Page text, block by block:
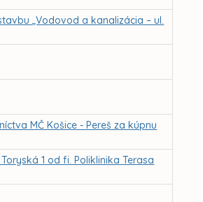
„Vodovod a kanalizácia – ul.
MČ Košice - Pereš za kúpnu
1 od fi. Poliklinika Terasa